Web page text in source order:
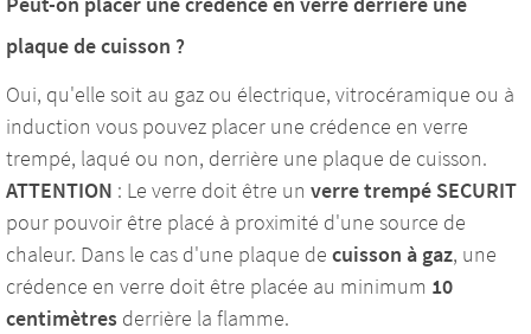
plaque de cuisson ?
Oui, qu'elle soit au gaz ou électrique, vitrocéramique ou à
induction vous pouvez placer une crédence en verre
trempé, laqué ou non, derrière une plaque de cuisson.
ATTENTION : Le verre doit être un verre trempé SECURIT
pour pouvoir être placé à proximité d'une source de
chaleur. Dans le cas d'une plaque de cuisson à gaz, une
crédence en verre doit être placée au minimum 10
centimètres derrière la flamme.